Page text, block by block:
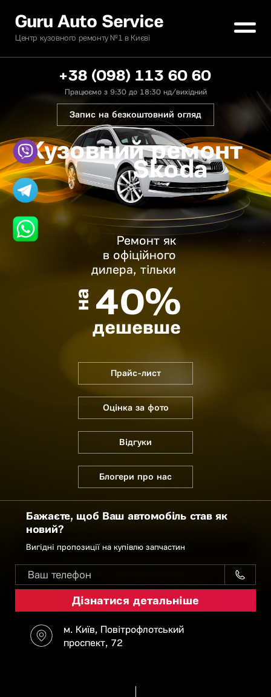
Guru Auto Service
Центр кузовного ремонту №1 в Києві
+38 (098) 113 60 60
Працюємо з 9:30 до 18:30 нд/вихідний
Запис на безкоштовний огляд
Кузовний ремонт
Skoda
Ремонт як
в офіційного
дилера, тільки
на 40%
дешевше
Прайс-лист
Оцінка за фото
Відгуки
Блогери про нас
Бажаєте, щоб Ваш автомобіль став як
новий?
Вигідні пропозиції на купівлю запчастин
м. Київ, Повітрофлотський
проспект, 72